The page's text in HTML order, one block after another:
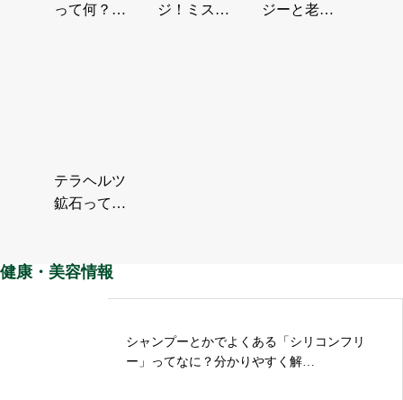
って何？肌
ジ！ミスト
ジーと老化
テラヘルツ
鉱石って知
の秘密に…
健康・美容情報
シャンプーとかでよくある「シリコンフリ
ー」ってなに？分かりやすく解…